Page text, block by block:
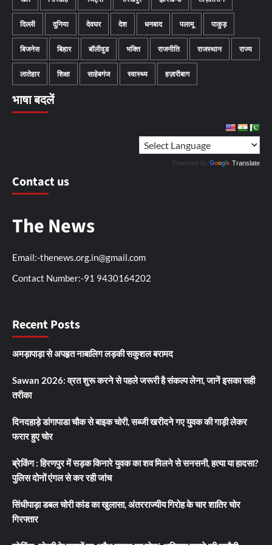
दिल्ली दुनिया देवघर देश धनबाद पलामू पाकुड़
बिजनेस बिहार बॉलीवुड भक्ति राजनीति राजस्थान राज्य
लातेहार शिक्षा साहेबगंज स्वास्थ्य हज़ारीबाग
भाषा बदलें
Powered by Translate
Contact us
The News
Email:-thenews.org.in@gmail.com
Contact Number:-91 9430164202
Recent Posts
अमड़ापाड़ा से अपहृत नाबालिग लड़की सकुशल बरामद
Sawan 2026: व्रत शुरू करने से पहले जरूरी है संकल्प लेना, जानें इसका सही
तरीका
दिनदहाड़े डांगापाडा चौक से बाइक चोरी, सब्जी खरीदने गए युवक की गाड़ी लेकर
फरार हुए चोर
ब्रेकिंग : हिरणपुर में सड़क किनारे युवक का शव मिलने से सनसनी, हत्या या हादसा?
पुलिस दोनों एंगल से कर रही जांच
सिंधीपाड़ा डबल चोरी कांड का खुलासा, अंतरराज्यीय गिरोह के चार शातिर चोर
गिरफ्तार